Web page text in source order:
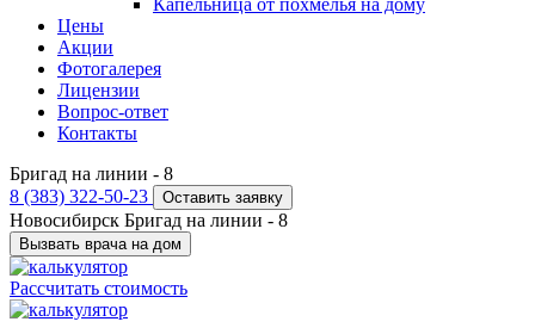
Капельница от похмелья на дому
Цены
Акции
Фотогалерея
Лицензии
Вопрос-ответ
Контакты
Бригад на линии - 8
8 (383) 322-50-23
Оставить заявку
Новосибирск Бригад на линии - 8
Вызвать врача на дом
Рассчитать стоимость